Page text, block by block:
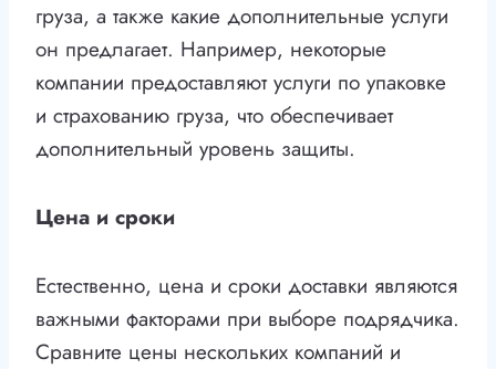
груза, а также какие дополнительные услуги
он предлагает. Например, некоторые
компании предоставляют услуги по упаковке
и страхованию груза, что обеспечивает
дополнительный уровень защиты.
Цена и сроки
Естественно, цена и сроки доставки являются
важными факторами при выборе подрядчика.
Сравните цены нескольких компаний и